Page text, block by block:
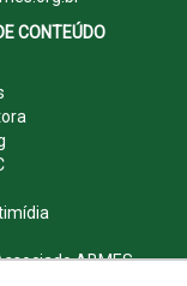
CONTEÚDO
ABMES